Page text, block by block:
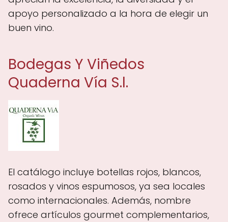
apoyo personalizado a la hora de elegir un
buen vino.
Bodegas Y Viñedos
Quaderna Vía S.l.
El catálogo incluye botellas rojos, blancos,
rosados y vinos espumosos, ya sea locales
como internacionales. Además, nombre
ofrece artículos gourmet complementarios,